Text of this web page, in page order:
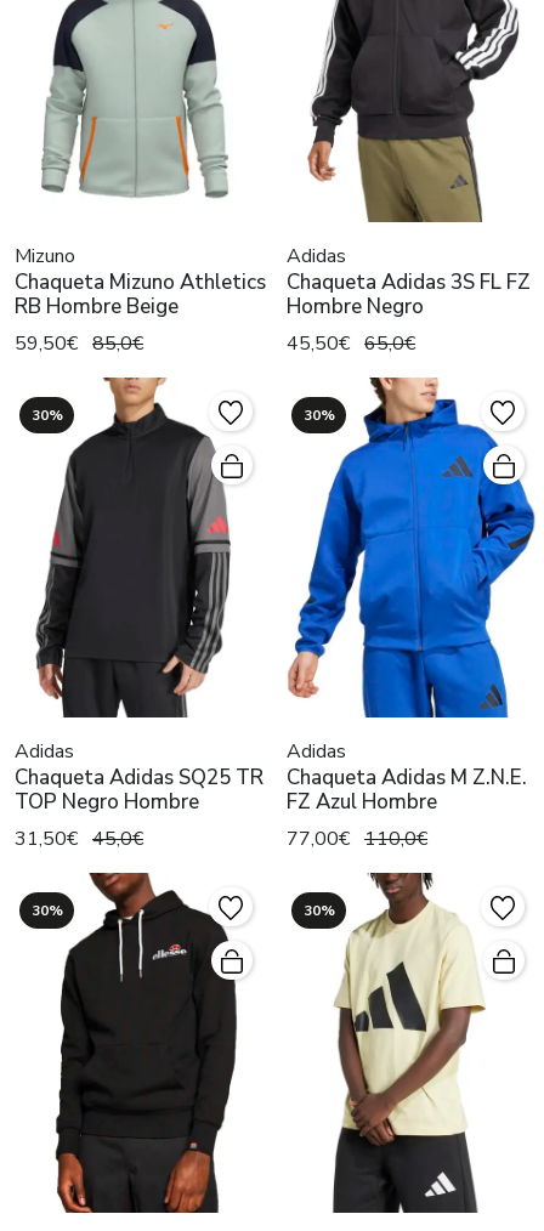
Mizuno
Chaqueta Mizuno Athletics
RB Hombre Beige
59,50€ 85,0€
Adidas
Chaqueta Adidas 3S FL FZ
Hombre Negro
45,50€ 65,0€
30%
Adidas
Chaqueta Adidas SQ25 TR
TOP Negro Hombre
31,50€ 45,0€
30%
Adidas
Chaqueta Adidas M Z.N.E.
FZ Azul Hombre
77,00€ 110,0€
30% 30%